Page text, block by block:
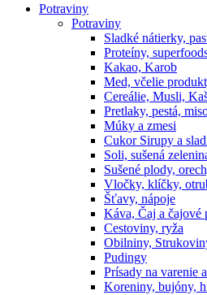
Potraviny
Potraviny
Sladké nátierky,
Proteíny,
Kakao, Karob
Med, včelie
Cereálie, Musli,
Pretlaky, pestá,
Múky a zmesi
Cukor Sirupy a
Soli, sušená
Sušené plody,
Vločky, klíčky,
Šťavy, nápoje
Káva, Čaj a čajové
Cestoviny, ryža
Obilniny,
Pudingy
Prísady na varenie
Koreniny, bujóny,